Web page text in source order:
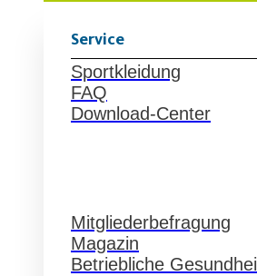
Service
Sportkleidung
FAQ
Download-Center
Mitgliederbefragung
Magazin
Betriebliche